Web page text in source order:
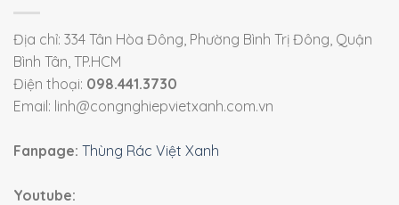
Địa chỉ: 334 Tân Hòa Đông, Phường Bình Trị Đông, Quận
Bình Tân, TP.HCM
Điện thoại: 098.441.3730
Email: linh@congnghiepvietxanh.com.vn
Fanpage: Thùng Rác Việt Xanh
Youtube: